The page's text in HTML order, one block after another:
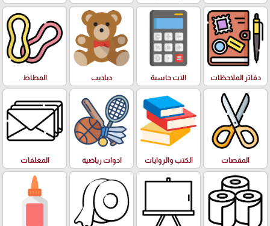
دفاتر الملاحظات الات حاسبة دباديب المطاط
المقصات الكتب والروايات ادوات رياضية المغلفات